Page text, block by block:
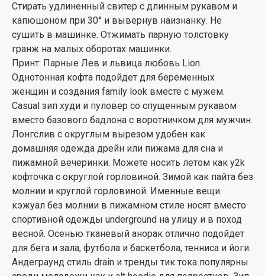
Стирать удлиненный свитер с длинным рукавом и
капюшоном при 30° и вывернув наизнанку. Не
сушить в машинке. Отжимать парную толстовку
гранж на малых оборотах машинки.
Принт: Парные Лев и львица любовь Lion.
Однотонная кофта подойдет для беременных
женщин и создания family look вместе с мужем.
Casual зип худи и пуловер со спущенным рукавом
вместо базового бадлона с воротничком для мужчин.
Лонгслив с округлым вырезом удобен как
домашняя одежда дрейн или пижама для сна и
пижамной вечеринки. Можете носить летом как y2k
кофточка с округлой горловиной. Зимой как пайта без
молнии и круглой горловиной. Именные вещи
кэжуал без молнии в пижамном стиле носят вместо
спортивной одежды underground на улицу и в поход
весной. Осенью тканевый анорак отлично подойдет
для бега и зала, футбола и баскетбола, тенниса и йоги.
Андеграунд стиль drain и тренды тик тока популярны